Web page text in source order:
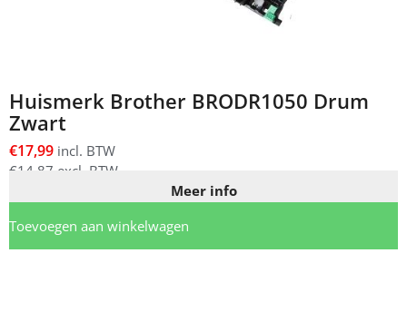
Huismerk Brother BRODR1050 Drum
Zwart
€17,99 incl. BTW
€14,87 excl. BTW
Meer info
Toevoegen aan winkelwagen